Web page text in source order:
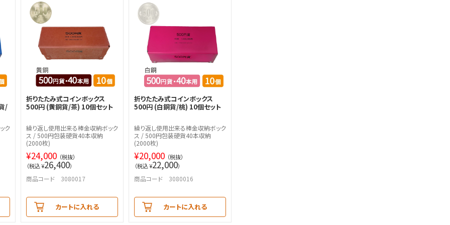
/
ク
折りたたみ式コインボックス
500円 (黄銅貨/茶) 10個セット
繰り返し使用出来る棒金収納ボック
ス / 500円包装硬貨40本収納
(2000枚)
¥24,000 （税抜）
（税込 ¥26,400）
商品コード 3080017
カートに入れる
折りたたみ式コインボックス
500円 (白銅貨/桃) 10個セット
繰り返し使用出来る棒金収納ボック
ス / 500円包装硬貨40本収納
(2000枚)
¥20,000 （税抜）
（税込 ¥22,000）
商品コード 3080016
カートに入れる